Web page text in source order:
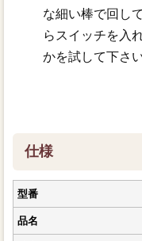
な細い棒で回し
らスイッチを入
かを試して下さい
仕様
型番
品名